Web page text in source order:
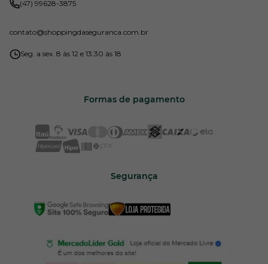
(47) 99628-3875
contato@shoppingdaseguranca.com.br
Seg. a sex. 8 às 12 e 13:30 às 18
Formas de pagamento
Segurança